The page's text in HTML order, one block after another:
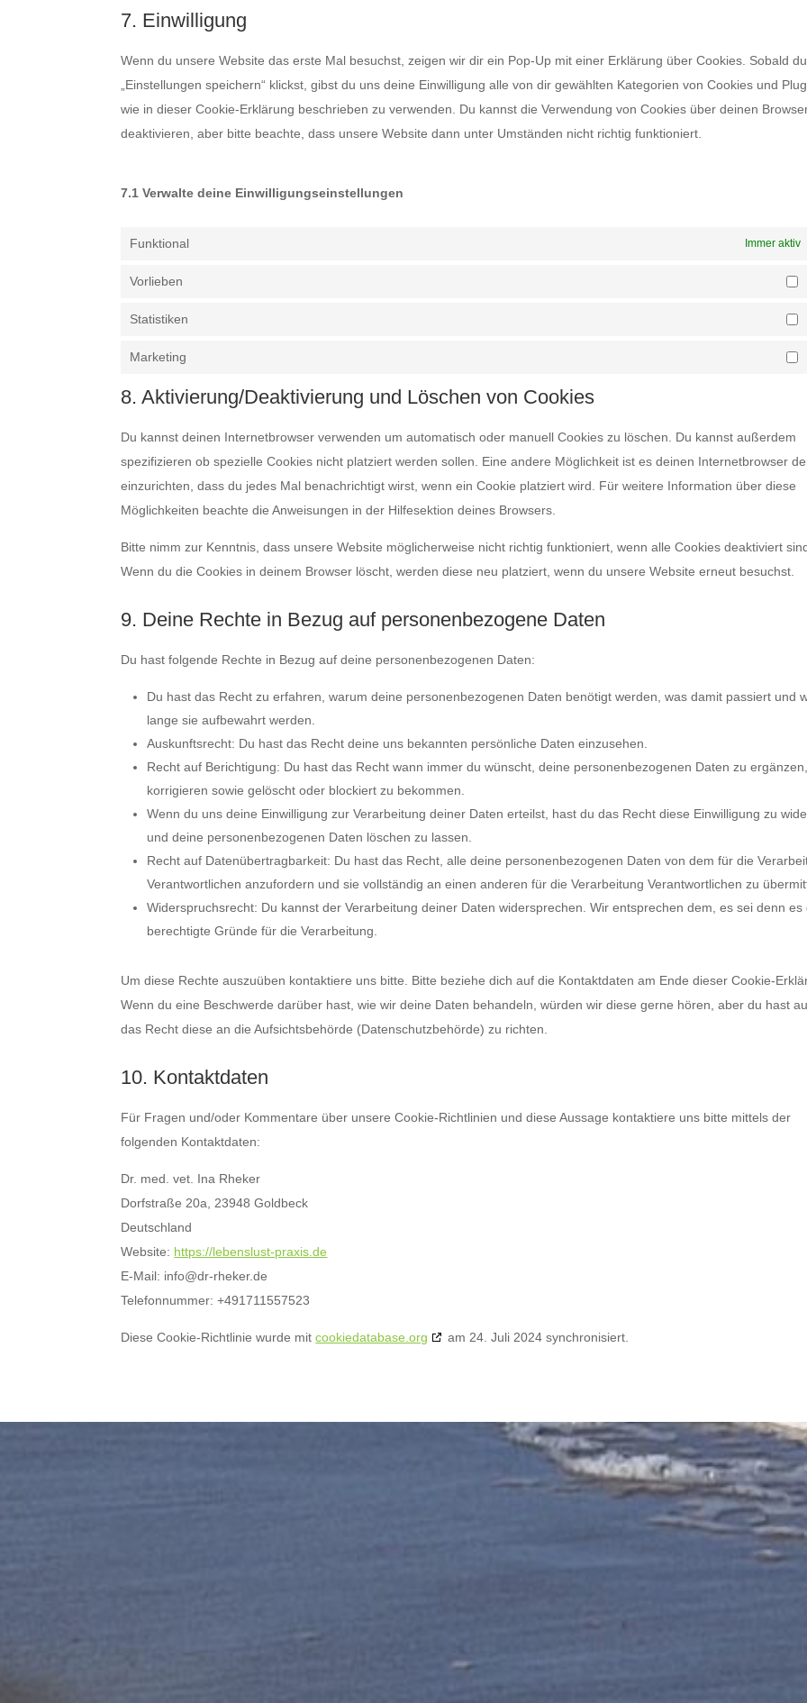
7. Einwilligung
Wenn du unsere Website das erste Mal besuchst, zeigen wir dir ein Pop-Up mit einer Erklärung über Cookies. Sobald
„Einstellungen speichern“ klickst, gibst du uns deine Einwilligung alle von dir gewählten Kategorien von Cookies und
wie in dieser Cookie-Erklärung beschrieben zu verwenden. Du kannst die Verwendung von Cookies über deinen
deaktivieren, aber bitte beachte, dass unsere Website dann unter Umständen nicht richtig funktioniert.
7.1 Verwalte deine Einwilligungseinstellungen
Funktional Immer aktiv
Vorlieben
Statistiken
Marketing
8. Aktivierung/Deaktivierung und Löschen von Cookies
Du kannst deinen Internetbrowser verwenden um automatisch oder manuell Cookies zu löschen. Du kannst außerdem
spezifizieren ob spezielle Cookies nicht platziert werden sollen. Eine andere Möglichkeit ist es deinen Internetbrowser
einzurichten, dass du jedes Mal benachrichtigt wirst, wenn ein Cookie platziert wird. Für weitere Information über diese
Möglichkeiten beachte die Anweisungen in der Hilfesektion deines Browsers.
Bitte nimm zur Kenntnis, dass unsere Website möglicherweise nicht richtig funktioniert, wenn alle Cookies deaktiviert
Wenn du die Cookies in deinem Browser löscht, werden diese neu platziert, wenn du unsere Website erneut besuchst.
9. Deine Rechte in Bezug auf personenbezogene Daten
Du hast folgende Rechte in Bezug auf deine personenbezogenen Daten:
Du hast das Recht zu erfahren, warum deine personenbezogenen Daten benötigt werden, was damit passiert und
lange sie aufbewahrt werden.
Auskunftsrecht: Du hast das Recht deine uns bekannten persönliche Daten einzusehen.
Recht auf Berichtigung: Du hast das Recht wann immer du wünscht, deine personenbezogenen Daten zu
korrigieren sowie gelöscht oder blockiert zu bekommen.
Wenn du uns deine Einwilligung zur Verarbeitung deiner Daten erteilst, hast du das Recht diese Einwilligung zu
und deine personenbezogenen Daten löschen zu lassen.
Recht auf Datenübertragbarkeit: Du hast das Recht, alle deine personenbezogenen Daten von dem für die
Verantwortlichen anzufordern und sie vollständig an einen anderen für die Verarbeitung Verantwortlichen zu
Widerspruchsrecht: Du kannst der Verarbeitung deiner Daten widersprechen. Wir entsprechen dem, es sei denn es
berechtigte Gründe für die Verarbeitung.
Um diese Rechte auszuüben kontaktiere uns bitte. Bitte beziehe dich auf die Kontaktdaten am Ende dieser Cookie-
Wenn du eine Beschwerde darüber hast, wie wir deine Daten behandeln, würden wir diese gerne hören, aber du hast
das Recht diese an die Aufsichtsbehörde (Datenschutzbehörde) zu richten.
10. Kontaktdaten
Für Fragen und/oder Kommentare über unsere Cookie-Richtlinien und diese Aussage kontaktiere uns bitte mittels der
folgenden Kontaktdaten:
Dr. med. vet. Ina Rheker
Dorfstraße 20a, 23948 Goldbeck
Deutschland
Website: https://lebenslust-praxis.de
E-Mail: info@dr-rheker.de
Telefonnummer: +491711557523
Diese Cookie-Richtlinie wurde mitcookiedatabase.org am 24. Juli 2024 synchronisiert.